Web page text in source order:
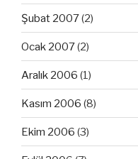
Şubat 2007(2)
Ocak 2007(2)
Aralık 2006 (1)
Kasım 2006 (8)
Ekim 2006 (3)